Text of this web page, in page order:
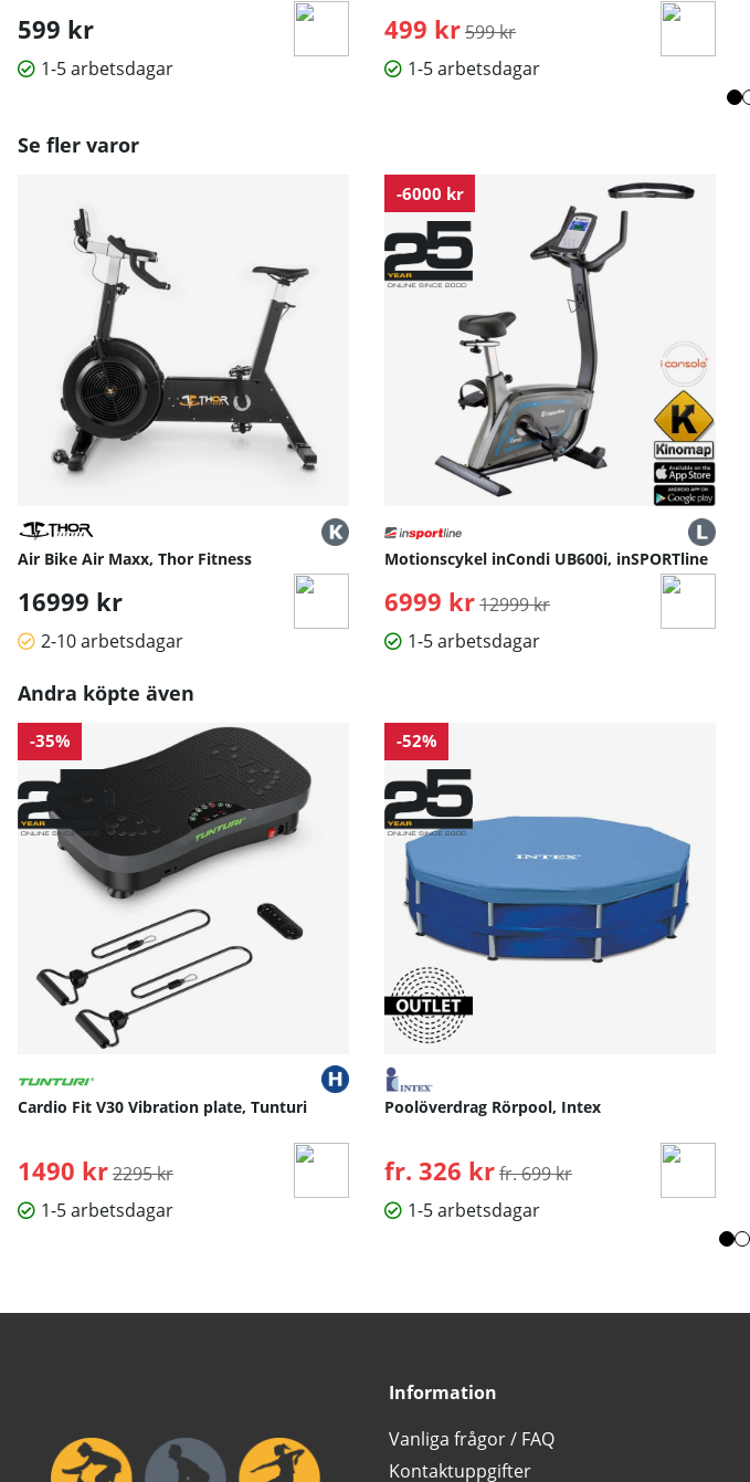
599 kr
1-5 arbetsdagar
499 kr Ordinarie pris:
599 kr
1-5 arbetsdagar
Se fler varor
Air Bike Air Maxx, Thor Fitness
16999 kr
2-10 arbetsdagar
-6000 kr
Motionscykel inCondi UB600i, inSPORTline
6999 kr Ordinarie pris:
12999 kr
1-5 arbetsdagar
Andra köpte även
-35%
Cardio Fit V30 Vibration plate, Tunturi
1490 kr Ordinarie pris:
2295 kr
1-5 arbetsdagar
-52%
Poolöverdrag Rörpool, Intex
fr. 326 krOrdinarie pris:
fr. 699 kr
1-5 arbetsdagar
Information
Vanliga frågor / FAQ
Kontaktuppgifter